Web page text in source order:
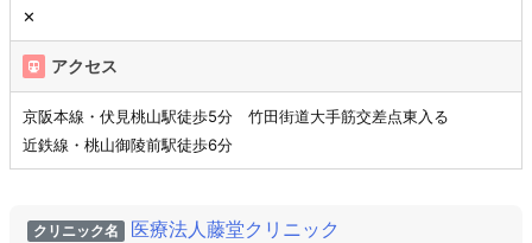
✕
アクセス
京阪本線・伏見桃山駅徒歩5分 竹田街道大手筋交差点東入る
近鉄線・桃山御陵前駅徒歩6分
クリニック名 医療法人藤堂クリニック